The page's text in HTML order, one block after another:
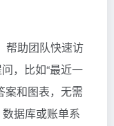
帮助团队快速访
，比如“最近一
案和图表，无需
据库或账单系